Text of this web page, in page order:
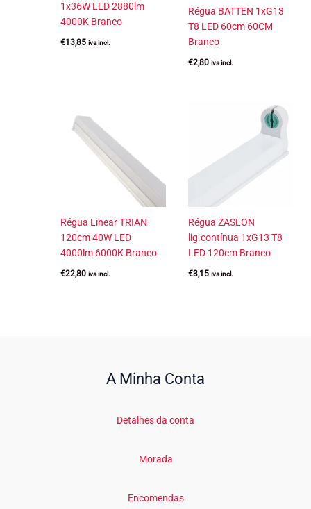
1x36W LED 2880lm
4000K Branco
€13,85 iva incl.
Régua BATTEN 1xG13
T8 LED 60cm 60CM
Branco
€2,80 iva incl.
Régua Linear TRIAN
120cm 40W LED
4000lm 6000K Branco
€22,80 iva incl.
Régua ZASLON
lig.contínua 1xG13 T8
LED 120cm Branco
€3,15 iva incl.
A Minha Conta
Detalhes da conta
Morada
Encomendas